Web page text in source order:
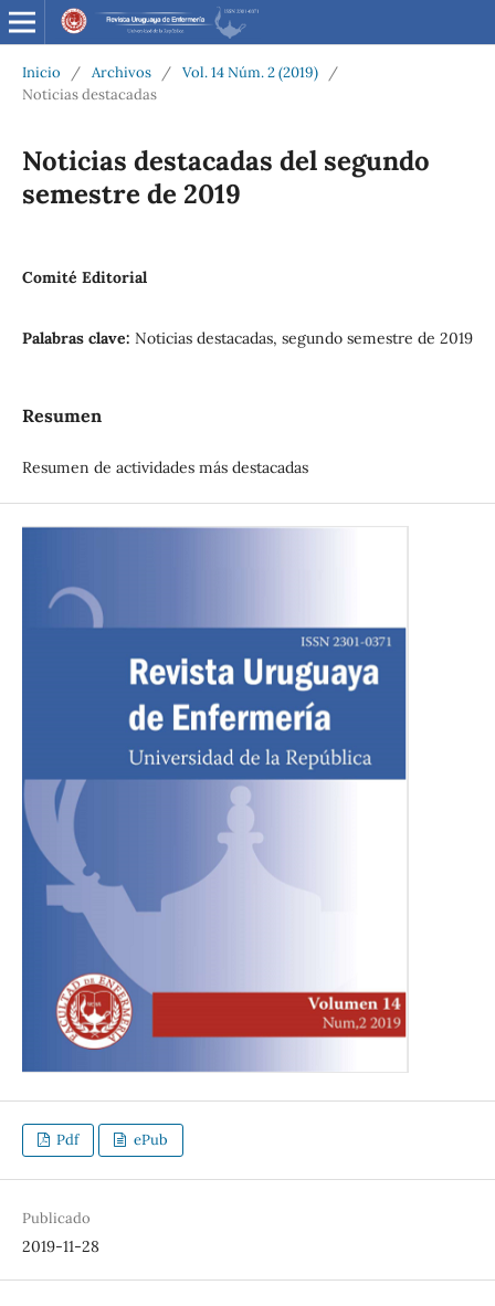
Inicio / Archivos / Vol. 14 Núm. 2 (2019)
/
Noticias destacadas
Noticias destacadas del segundo
semestre de 2019
Comité Editorial
Palabras clave: Noticias destacadas, segundo semestre de 2019
Resumen
Resumen de actividades más destacadas
Pdf ePub
Publicado
2019-11-28